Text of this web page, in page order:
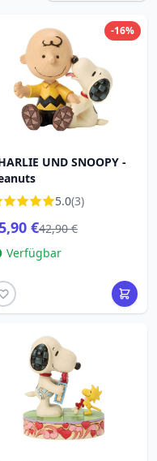
-16%
UND SNOOPY -
5.0(3)
€42,90 €
Verfügbar